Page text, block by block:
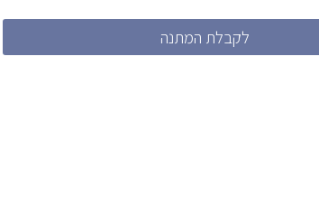
לקבלת המתנה